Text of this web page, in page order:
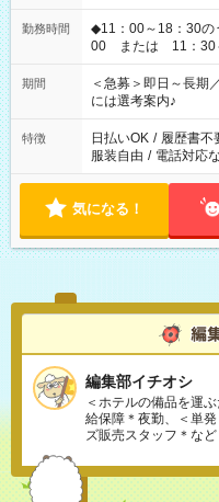
勤務時間
◆11：00～18：30の
00 または 11：30～18：30 。*。ブラ
ば前職が、 在宅/財
スタッフ スイーツ
業界から入社して活
期間
＜急募＞即日～長期
には選考案内♪
特徴 日払いOK / 履歴書不
服装自由 / 電話対応
気になる！
編集部イチオシ
＜ホテルの備品を運
給保障＊夜勤、＜単
ズ販売スタッフ＊など